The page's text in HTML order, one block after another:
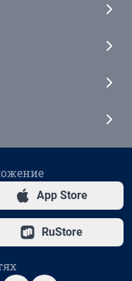
App Store
RuStore